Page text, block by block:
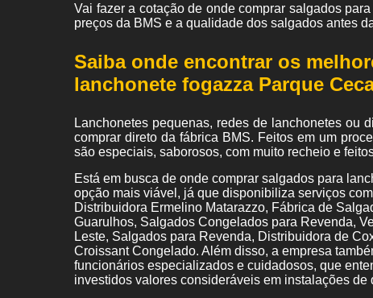
Vai fazer a cotação de onde comprar salgados
preços da BMS e a qualidade dos salgados antes
Saiba onde encontrar os
lanchonete fogazza Parque
Lanchonetes pequenas, redes de lanchonetes ou
comprar direto da fábrica BMS. Feitos em um
são especiais, saborosos, com muito recheio e
Está em busca de onde comprar salgados para
opção mais viável, já que disponibiliza serviços
Distribuidora Ermelino Matarazzo, Fábrica de
Guarulhos, Salgados Congelados para Revenda,
Leste, Salgados para Revenda, Distribuidora de
Croissant Congelado. Além disso, a empresa
funcionários especializados e cuidadosos, que
investidos valores consideráveis em instalações